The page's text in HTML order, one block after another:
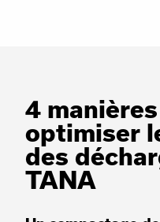
4
optimiser
des
TANA